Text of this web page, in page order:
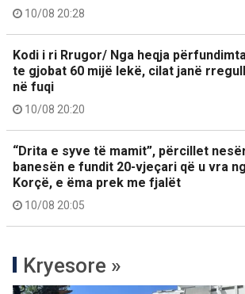
10/08 20:28
Kodi i ri Rrugor/ Nga heqja
te gjobat 60 mijë lekë, cilat janë
në fuqi
10/08 20:20
“Drita e syve të mamit”, përcillet
banesën e fundit 20-vjeçari që u vra
Korçë, e ëma prek me fjalët
10/08 20:05
Kryesore »